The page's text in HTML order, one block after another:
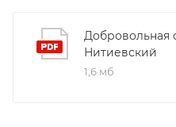
Добровольная
Нитиевский
1,6 мб